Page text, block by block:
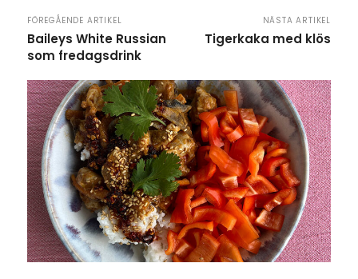
FÖREGÅENDE ARTIKEL
Baileys White Russian
som fredagsdrink
NÄSTA ARTIKEL
Tigerkaka med klös